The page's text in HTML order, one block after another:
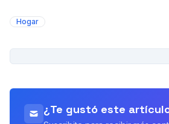
Hogar
¿Te gustó este